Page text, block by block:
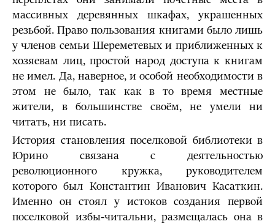
массивных деревянных шкафах, украшенных
резьбой. Право пользования книгами было лишь
у членов семьи Шереметевых и приближенных к
хозяевам лиц, простой народ доступа к книгам
не имел. Да, наверное, и особой необходимости в
этом не было, так как в то время местные
жители, в большинстве своём, не умели ни
читать, ни писать.
История становления поселковой библиотеки в
Юрино связана с деятельностью
революционного кружка, руководителем
которого был Константин Иванович Касаткин.
Именно он стоял у истоков создания первой
поселковой избы-читальни, размещалась она в